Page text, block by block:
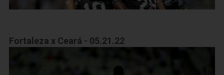
Fortaleza x Ceará - 05.21.22